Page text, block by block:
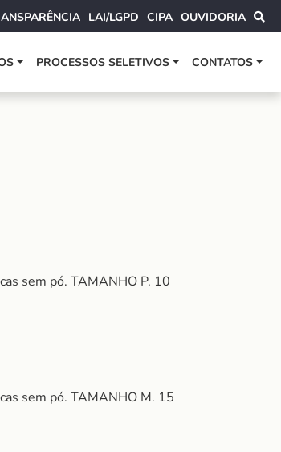
LAI/LGPD CIPA OUVIDORIA
PROCESSOS SELETIVOS CONTATOS
sem pó. TAMANHO P. 10
sem pó. TAMANHO M. 15